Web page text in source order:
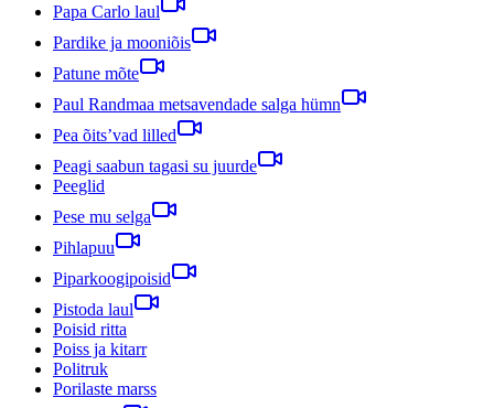
Papa Carlo laul
Pardike ja mooniõis
Patune mõte
Paul Randmaa metsavendade salga hümn
Pea õits’vad lilled
Peagi saabun tagasi su juurde
Peeglid
Pese mu selga
Pihlapuu
Piparkoogipoisid
Pistoda laul
Poisid ritta
Poiss ja kitarr
Politruk
Porilaste marss